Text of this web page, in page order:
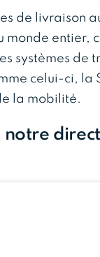
de livraison
monde entier,
systèmes de
celui-ci,
la mobilité.
notre